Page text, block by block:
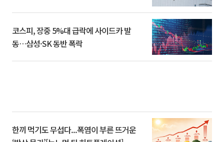
코스피, 장중 5%대 급락에 사이드카 발
동…삼성·SK 동반 폭락
한끼 먹기도 무섭다...폭염이 부른 뜨거운